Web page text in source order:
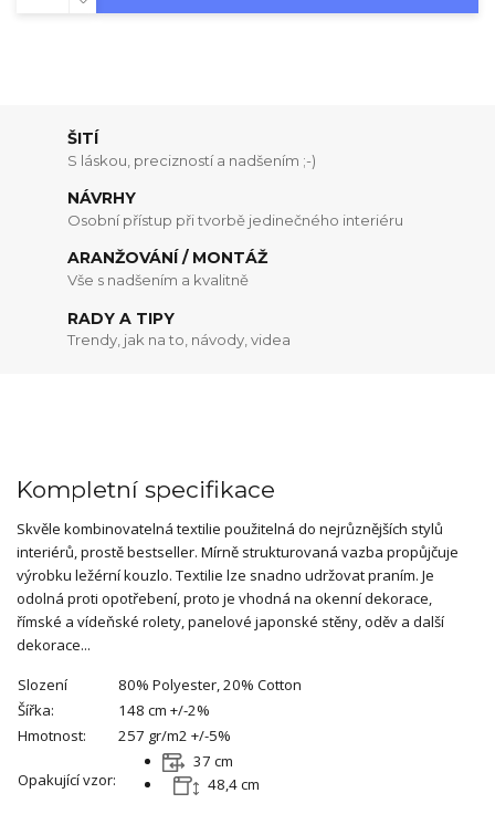
ŠITÍ
S láskou, precizností a nadšením ;-)
NÁVRHY
Osobní přístup při tvorbě jedinečného interiéru
ARANŽOVÁNÍ / MONTÁŽ
Vše s nadšením a kvalitně
RADY A TIPY
Trendy, jak na to, návody, videa
Kompletní specifikace
Skvěle kombinovatelná textilie použitelná do nejrůznějších stylů
interiérů, prostě bestseller. Mírně strukturovaná vazba propůjčuje
výrobku ležérní kouzlo. Textilie lze snadno udržovat praním. Je
odolná proti opotřebení, proto je vhodná na okenní dekorace,
římské a vídeňské rolety, panelové japonské stěny, oděv a další
dekorace...
Slození
80% Polyester, 20% Cotton
Šířka:
148 cm +/-2%
Hmotnost:
257 gr/m2 +/-5%
Opakující vzor:
37 cm
48,4 cm